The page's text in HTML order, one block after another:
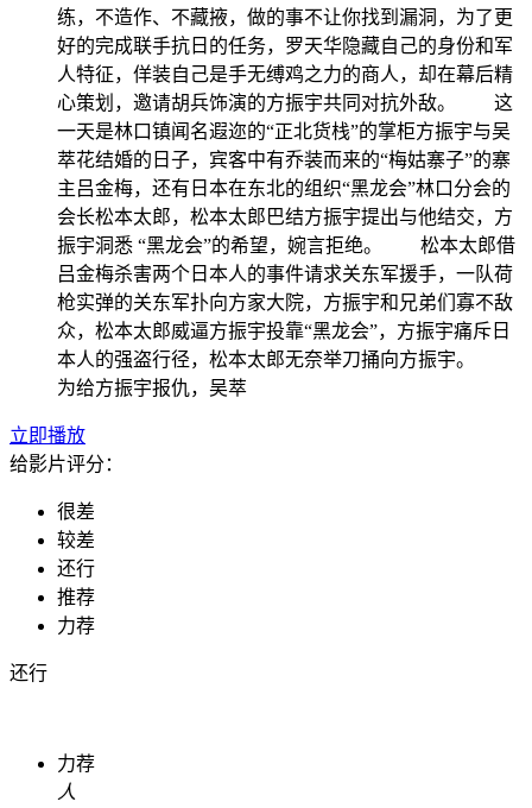
练，不造作、不藏掖，做的事不让你找到漏洞，为了更
好的完成联手抗日的任务，罗天华隐藏自己的身份和军
人特征，佯装自己是手无缚鸡之力的商人，却在幕后精
心策划，邀请胡兵饰演的方振宇共同对抗外敌。 这
一天是林口镇闻名遐迩的“正北货栈”的掌柜方振宇与吴
萃花结婚的日子，宾客中有乔装而来的“梅姑寨子”的寨
主吕金梅，还有日本在东北的组织“黑龙会”林口分会的
会长松本太郎，松本太郎巴结方振宇提出与他结交，方
振宇洞悉 “黑龙会”的希望，婉言拒绝。 松本太郎借
吕金梅杀害两个日本人的事件请求关东军援手，一队荷
枪实弹的关东军扑向方家大院，方振宇和兄弟们寡不敌
众，松本太郎威逼方振宇投靠“黑龙会”，方振宇痛斥日
本人的强盗行径，松本太郎无奈举刀捅向方振宇。
为给方振宇报仇，吴萃
立即播放
给影片评分：
很差
较差
还行
推荐
力荐
还行
力荐
人